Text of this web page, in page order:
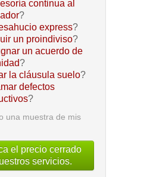
continua al
?
express?
un proindiviso?
un acuerdo de
?
la cláusula suelo?
defectos
?
una muestra de mis
el precio cerrado
servicios.